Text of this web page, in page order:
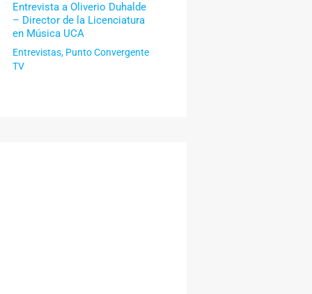
Entrevista a Oliverio Duhalde
– Director de la Licenciatura
en Música UCA
Entrevistas, Punto Convergente
TV